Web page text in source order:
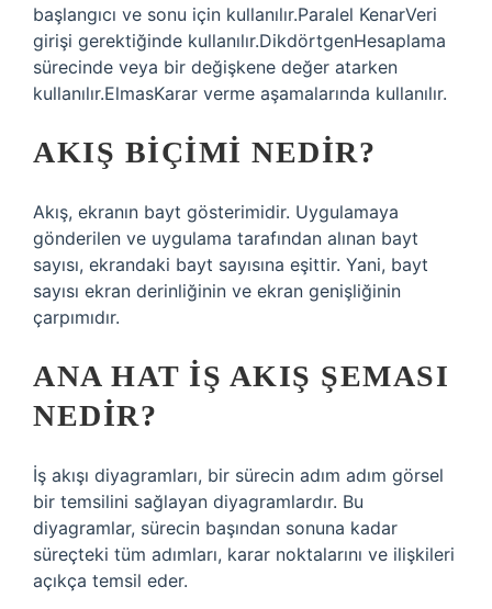
başlangıcı ve sonu için kullanılır.Paralel KenarVeri
girişi gerektiğinde kullanılır.DikdörtgenHesaplama
sürecinde veya bir değişkene değer atarken
kullanılır.ElmasKarar verme aşamalarında kullanılır.
AKIŞ BIÇIMI NEDIR?
Akış, ekranın bayt gösterimidir. Uygulamaya
gönderilen ve uygulama tarafından alınan bayt
sayısı, ekrandaki bayt sayısına eşittir. Yani, bayt
sayısı ekran derinliğinin ve ekran genişliğinin
çarpımıdır.
ANA HAT IŞ AKIŞ ŞEMASI
NEDIR?
İş akışı diyagramları, bir sürecin adım adım görsel
bir temsilini sağlayan diyagramlardır. Bu
diyagramlar, sürecin başından sonuna kadar
süreçteki tüm adımları, karar noktalarını ve ilişkileri
açıkça temsil eder.